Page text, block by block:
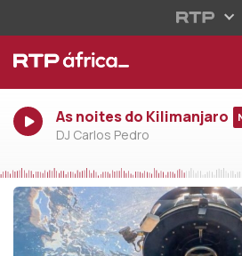
As noites do Kilimanjaro
DJ Carlos Pedro